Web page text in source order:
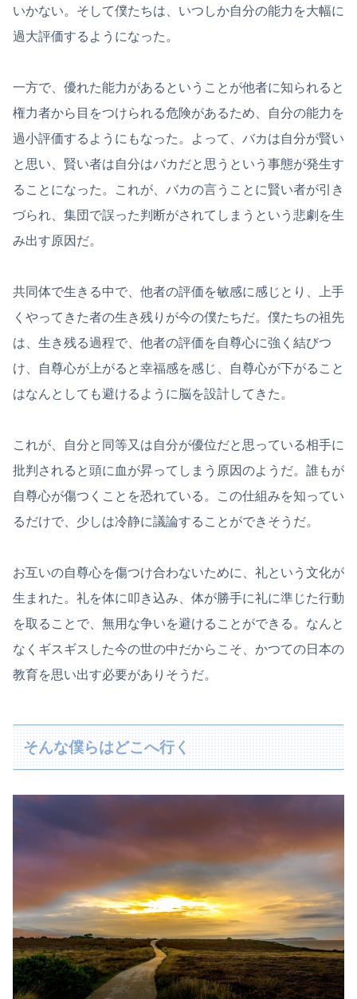
いかない。そして僕たちは、いつしか自分の能力を大幅に
過大評価するようになった。
一方で、優れた能力があるということが他者に知られると
権力者から目をつけられる危険があるため、自分の能力を
過小評価するようにもなった。よって、バカは自分が賢い
と思い、賢い者は自分はバカだと思うという事態が発生す
ることになった。これが、バカの言うことに賢い者が引き
づられ、集団で誤った判断がされてしまうという悲劇を生
み出す原因だ。
共同体で生きる中で、他者の評価を敏感に感じとり、上手
くやってきた者の生き残りが今の僕たちだ。僕たちの祖先
は、生き残る過程で、他者の評価を自尊心に強く結びつ
け、自尊心が上がると幸福感を感じ、自尊心が下がること
はなんとしても避けるように脳を設計してきた。
これが、自分と同等又は自分が優位だと思っている相手に
批判されると頭に血が昇ってしまう原因のようだ。誰もが
自尊心が傷つくことを恐れている。この仕組みを知ってい
るだけで、少しは冷静に議論することができそうだ。
お互いの自尊心を傷つけ合わないために、礼という文化が
生まれた。礼を体に叩き込み、体が勝手に礼に準じた行動
を取ることで、無用な争いを避けることができる。なんと
なくギスギスした今の世の中だからこそ、かつての日本の
教育を思い出す必要がありそうだ。
そんな僕らはどこへ行く